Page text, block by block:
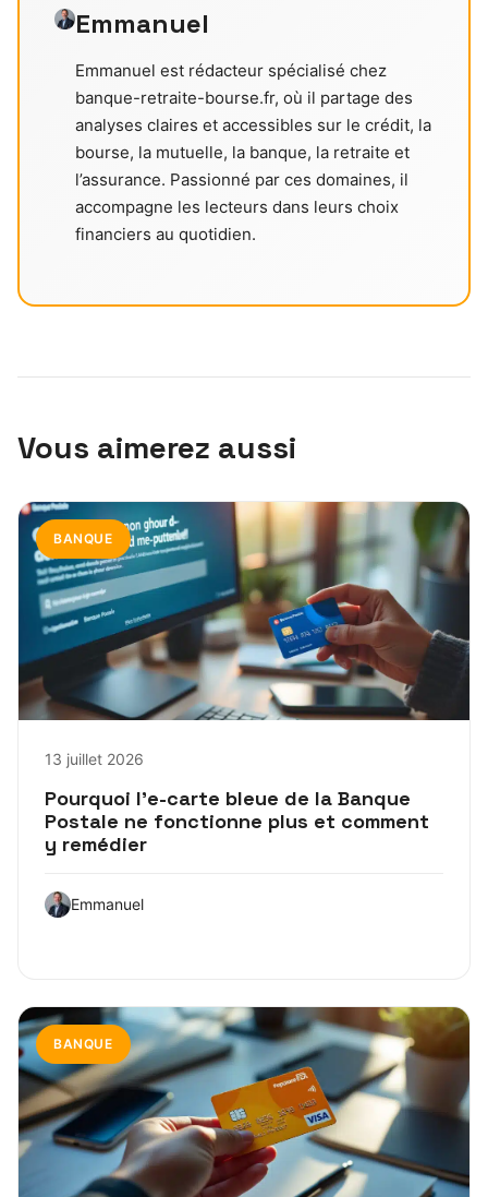
Emmanuel
Emmanuel est rédacteur spécialisé chez
banque-retraite-bourse.fr, où il partage des
analyses claires et accessibles sur le crédit, la
bourse, la mutuelle, la banque, la retraite et
l’assurance. Passionné par ces domaines, il
accompagne les lecteurs dans leurs choix
financiers au quotidien.
Vous aimerez aussi
BANQUE
13 juillet 2026
Pourquoi l’e-carte bleue de la Banque
Postale ne fonctionne plus et comment
y remédier
Emmanuel
BANQUE